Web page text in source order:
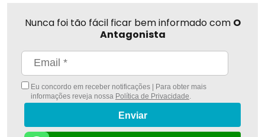
Nunca foi tão fácil ficar bem informado com O
Antagonista
Eu concordo em receber notificações | Para obter mais
informações reveja nossa Política de Privacidade
Enviar